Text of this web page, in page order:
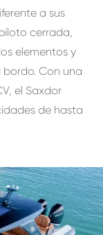
a sus
cerrada,
elementos y
Con una
el Saxdor
de hasta